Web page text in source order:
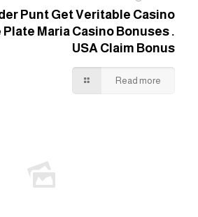
Punt Get Veritable Casino
Plate Maria Casino Bonuses .
USA Claim Bonus
Read more